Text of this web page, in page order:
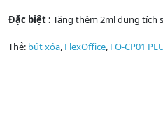
Đặc biệt : Tăng thêm 2ml dung tích
Thẻ: bút xóa, FlexOffice, FO-CP01